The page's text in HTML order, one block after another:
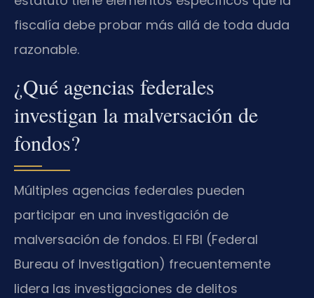
fiscalía debe probar más allá de toda duda
razonable.
¿Qué agencias federales
investigan la malversación de
fondos?
Múltiples agencias federales pueden
participar en una investigación de
malversación de fondos. El FBI (Federal
Bureau of Investigation) frecuentemente
lidera las investigaciones de delitos